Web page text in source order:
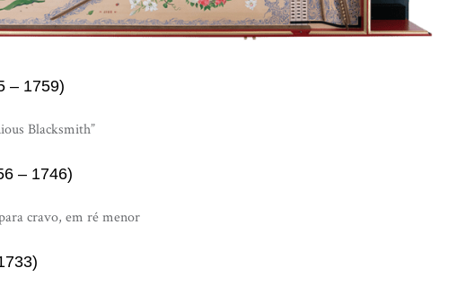
– 1759)
Blacksmith”
– 1746)
cravo, em ré menor